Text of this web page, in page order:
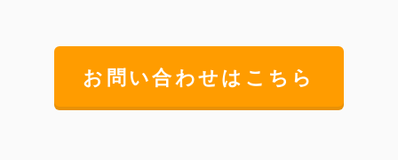
お問い合わせはこちら